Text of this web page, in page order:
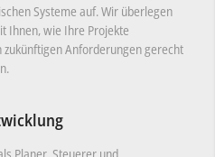
Systeme auf. Wir überlegen
Ihnen, wie Ihre Projekte
zukünftigen Anforderungen gerecht